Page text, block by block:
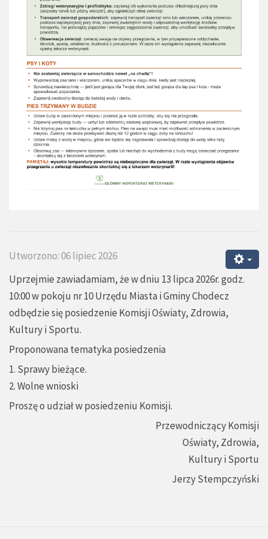
Utworzono: 06 lipiec 2026
Uprzejmie zawiadamiam, że w dniu 13 lipca 2026r. godz.
10:00 w pokoju nr 10 Urzędu Miasta i Gminy Chodecz
odbędzie się posiedzenie Komisji Oświaty, Zdrowia,
Kultury i Sportu.
Proponowana tematyka posiedzenia
1. Sprawy bieżące.
2. Wolne wnioski
Proszę o udział w posiedzeniu Komisji.
Przewodniczący Komisji
Oświaty, Zdrowia,
Kultury i Sportu
Jerzy Stempczyński